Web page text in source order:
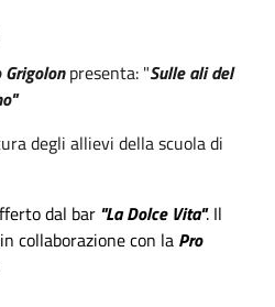
Grigolonpresenta: "Sulle ali del
degli allievi della scuola di
dal bar "La Dolce Vita". Il
collaborazione con la Pro